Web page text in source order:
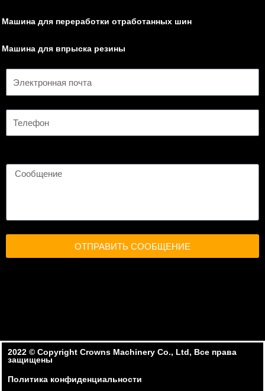
Машина для переработки отработанных шин
Машина для впрыска резины
ОТПРАВИТЬ СООБЩЕНИЕ
2022 ©️ Copyright Crowns Machinery Co., Ltd, Все права
защищены
Политика конфиденциальности